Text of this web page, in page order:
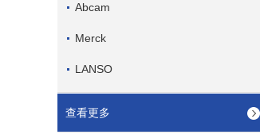
Abcam
Merck
LANSO
查看更多